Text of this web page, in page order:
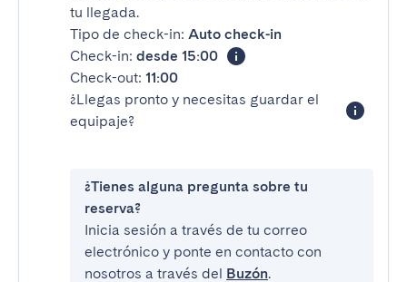
tu llegada.
Tipo de check-in: Auto check-in
Check-in: desde 15:00
Check-out: 11:00
¿Llegas pronto y necesitas guardar el
equipaje?
¿Tienes alguna pregunta sobre tu
reserva?
Inicia sesión a través de tu correo
electrónico y ponte en contacto con
nosotros a través del Buzón.